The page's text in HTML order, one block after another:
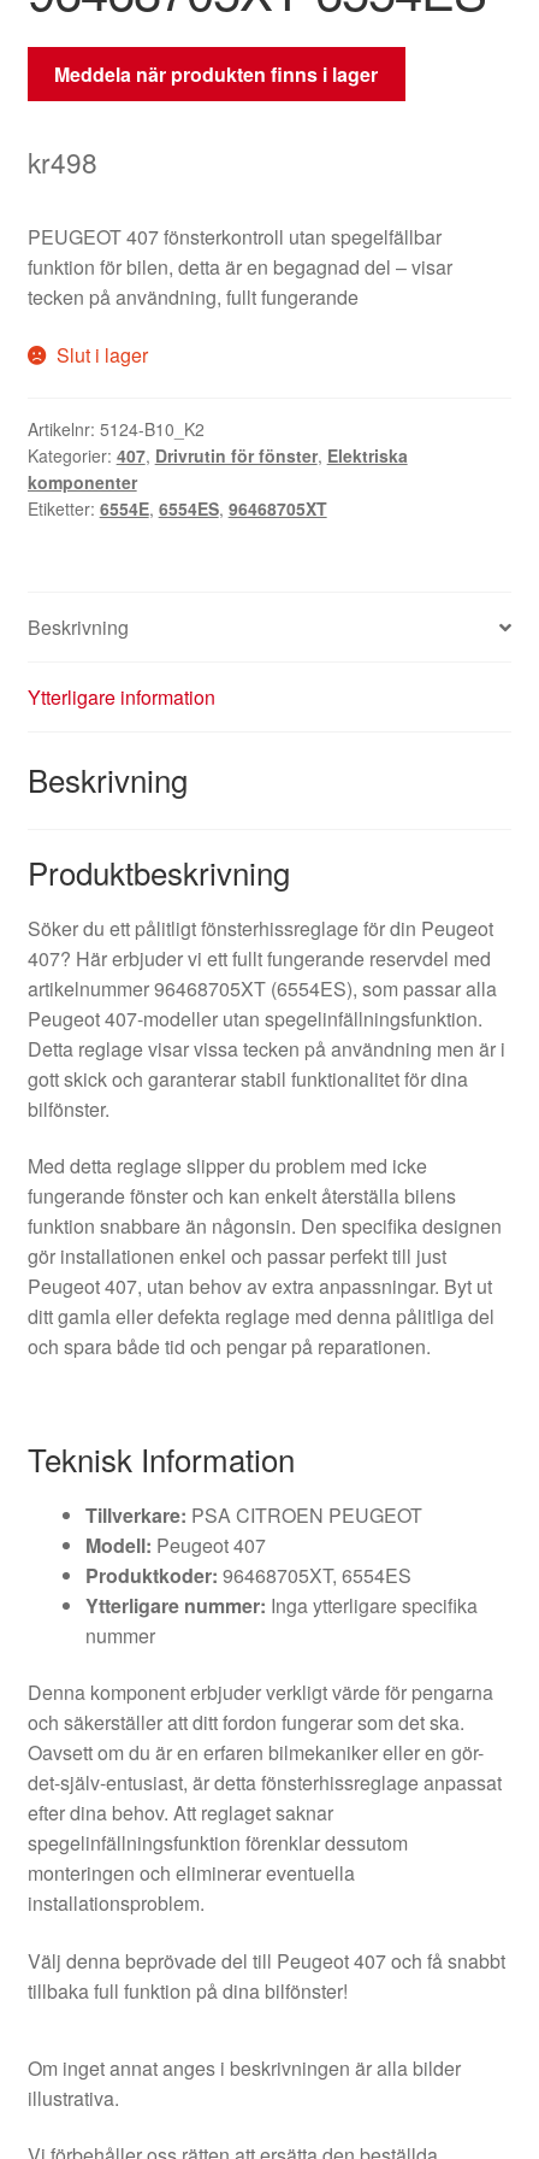
Meddela när produkten finns i lager
kr498
PEUGEOT 407 fönsterkontroll utan spegelfällbar
funktion för bilen, detta är en begagnad del – visar
tecken på användning, fullt fungerande
Slut i lager
Artikelnr: 5124-B10_K2
Kategorier: 407, Drivrutin för fönster, Elektriska
komponenter
Etiketter: 6554E, 6554ES, 96468705XT
Beskrivning
Ytterligare information
Beskrivning
Produktbeskrivning
Söker du ett pålitligt fönsterhissreglage för din Peugeot
407? Här erbjuder vi ett fullt fungerande reservdel med
artikelnummer 96468705XT (6554ES), som passar alla
Peugeot 407-modeller utan spegelinfällningsfunktion.
Detta reglage visar vissa tecken på användning men är i
gott skick och garanterar stabil funktionalitet för dina
bilfönster.
Med detta reglage slipper du problem med icke
fungerande fönster och kan enkelt återställa bilens
funktion snabbare än någonsin. Den specifika designen
gör installationen enkel och passar perfekt till just
Peugeot 407, utan behov av extra anpassningar. Byt ut
ditt gamla eller defekta reglage med denna pålitliga del
och spara både tid och pengar på reparationen.
Teknisk Information
Tillverkare: PSA CITROEN PEUGEOT
Modell: Peugeot 407
Produktkoder: 96468705XT, 6554ES
Ytterligare nummer: Inga ytterligare specifika
nummer
Denna komponent erbjuder verkligt värde för pengarna
och säkerställer att ditt fordon fungerar som det ska.
Oavsett om du är en erfaren bilmekaniker eller en gör-
det-själv-entusiast, är detta fönsterhissreglage anpassat
efter dina behov. Att reglaget saknar
spegelinfällningsfunktion förenklar dessutom
monteringen och eliminerar eventuella
installationsproblem.
Välj denna beprövade del till Peugeot 407 och få snabbt
tillbaka full funktion på dina bilfönster!
Om inget annat anges i beskrivningen är alla bilder
illustrativa.